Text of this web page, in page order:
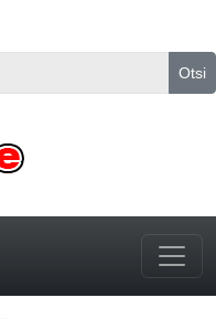
Otsi